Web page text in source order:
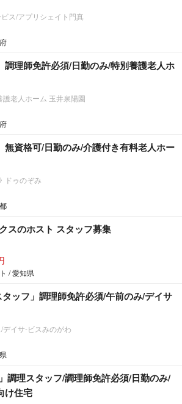
ス/アプリシェイト門真
調理師免許必須/日勤のみ/特別養護老人ホ
老人ホーム 玉井泉陽園
無資格可/日勤のみ/介護付き有料老人ホー
ドゥのぞみ
スのホスト スタッフ募集
/ 愛知県
タッフ」調理師免許必須/午前のみ/デイサ
イサ-ビスみのがわ
調理スタッフ/調理師免許必須/日勤のみ/
け住宅